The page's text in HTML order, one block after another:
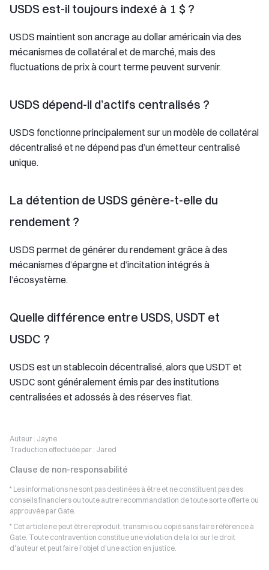
USDS est-il toujours indexé à 1 $ ?
USDS maintient son ancrage au dollar américain via des
mécanismes de collatéral et de marché, mais des
fluctuations de prix à court terme peuvent survenir.
USDS dépend-il d’actifs centralisés ?
USDS fonctionne principalement sur un modèle de collatéral
décentralisé et ne dépend pas d’un émetteur centralisé
unique.
La détention de USDS génère-t-elle du
rendement ?
USDS permet de générer du rendement grâce à des
mécanismes d’épargne et d’incitation intégrés à
l’écosystème.
Quelle différence entre USDS, USDT et
USDC ?
USDS est un stablecoin décentralisé, alors que USDT et
USDC sont généralement émis par des institutions
centralisées et adossés à des réserves fiat.
Auteur : Jayne
Traduction effectuée par : Jared
Clause de non-responsabilité
* Les informations ne sont pas destinées à être et ne constituent pas des
conseils financiers ou toute autre recommandation de toute sorte offerte ou
approuvée par Gate.
* Cet article ne peut être reproduit, transmis ou copié sans faire référence à
Gate. Toute contravention constitue une violation de la loi sur le droit
d'auteur et peut faire l'objet d'une action en justice.